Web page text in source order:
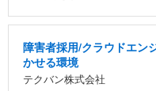
障害者採用/クラウドエン
かせる環境
テクバン株式会社